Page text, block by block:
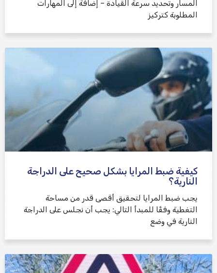
المسار وتحديد سرعة القيادة – إضافة إلى المهارات
المطلوبة كتركيز
كيفية ضبط المرايا بشكل صحيح على الدراجة
النارية؟
يجب ضبط المرايا لتحقيق أقصى قدر من مساحة
التغطية وفقًا للمبدأ التالي: يجب أن نجلس على الدراجة
النارية في وضع